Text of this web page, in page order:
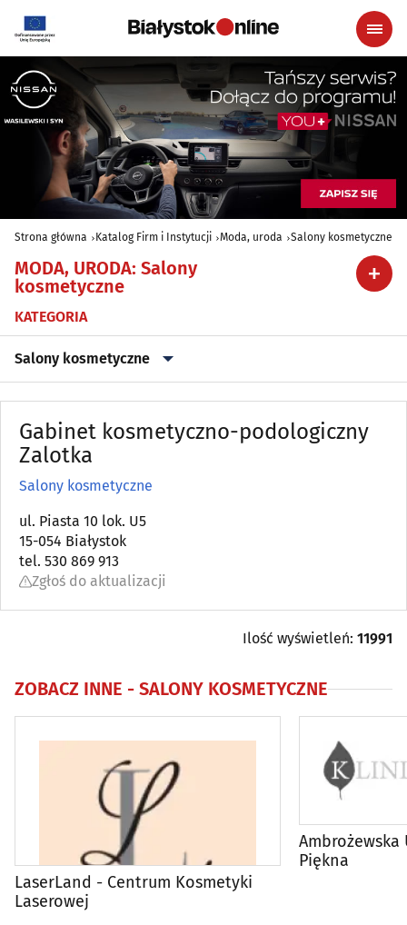
Strona główna Katalog Firm i Instytucji Moda, uroda Salony kosmetyczne
MODA, URODA: Salony
kosmetyczne
KATEGORIA
Salony kosmetyczne
Akcesoria i dodatki ślubne(11)
Artykuły kosmetyczne i fryzjerskie
Bielizna
Biżuteria i wyroby jubilerskie
Drogerie, perfumerie(14)
Kapelusze, czapki (5)
(32)
Odnowa biologiczna
Odzież ciążowa(2)
Odzież dziecięca
Gabinet kosmetyczno-podologiczny
Zalotka
Salony kosmetyczne
ul. Piasta 10 lok. U5
15-054 Białystok
tel. 530 869 913
Zgłoś do aktualizacji
Ilość wyświetleń: 11991
ZOBACZ INNE - SALONY KOSMETYCZNE
LaserLand - Centrum Kosmetyki
Laserowej
Piękna